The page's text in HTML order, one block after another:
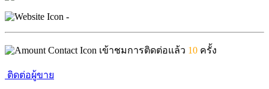
-
เข้าชมการติดต่อแล้ว 10 ครั้ง
ติดต่อผู้ขาย